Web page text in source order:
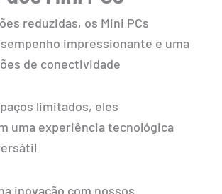
reduzidas, os Mini PCs
impressionante e uma
de conectividade
limitados, eles
uma experiência tecnológica
inovação com nossos